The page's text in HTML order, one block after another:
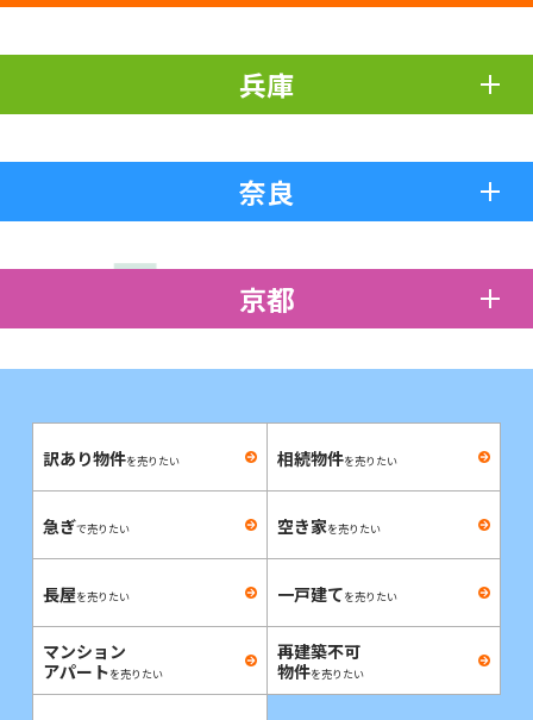
兵庫
奈良
京都
訳あり物件を売りたい 相続物件を売りたい
急ぎで売りたい 空き家を売りたい
長屋を売りたい 一戸建てを売りたい
マンション
アパートを売りたい
再建築不可
物件を売りたい